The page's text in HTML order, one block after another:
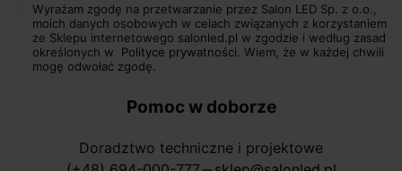
Wyrażam zgodę na przetwarzanie przez Salon LED Sp. z o.o.,
moich danych osobowych w celach związanych z korzystaniem
ze Sklepu internetowego salonled.pl w zgodzie i według zasad
określonych w Polityce prywatności. Wiem, że w każdej chwili
mogę odwołać zgodę.
Pomoc w doborze
Doradztwo techniczne i projektowe